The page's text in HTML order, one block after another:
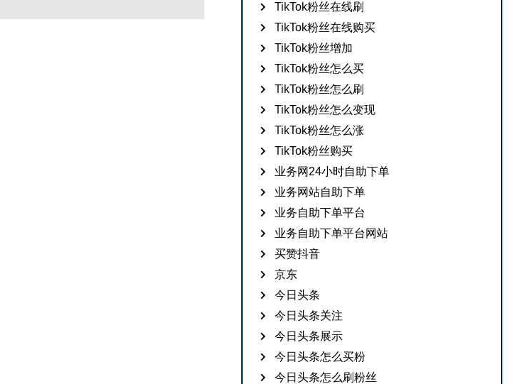
TikTok粉丝在线刷
TikTok粉丝在线购买
TikTok粉丝增加
TikTok粉丝怎么买
TikTok粉丝怎么刷
TikTok粉丝怎么变现
TikTok粉丝怎么涨
TikTok粉丝购买
业务网24小时自助下单
业务网站自助下单
业务自助下单平台
业务自助下单平台网站
买赞抖音
京东
今日头条
今日头条关注
今日头条展示
今日头条怎么买粉
今日头条怎么刷粉丝